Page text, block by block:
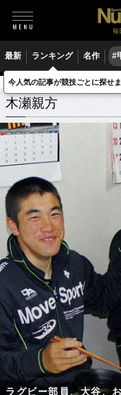
毎
最新 ランキング 名作 #
木瀬親方 関連記事
木瀬親方
ラグビー部員、大谷、
今人気の記事が競技ごとに探せ